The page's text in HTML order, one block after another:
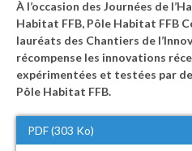
À l’occasion des Journées de
Habitat FFB, Pôle Habitat FFB
lauréats des Chantiers de
récompense les innovations
expérimentées et testées par
Pôle Habitat FFB.
PDF (303 Ko)